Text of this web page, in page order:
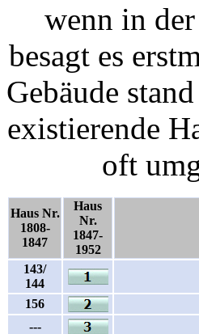
wenn in
besagt es
Gebäude
existierende
oft
Haus Nr.
1808-
1847
Haus
Nr.
1847-
1952
143/
144
156
---